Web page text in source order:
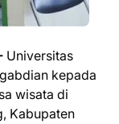
Universitas
kepada
wisata di
Kabupaten